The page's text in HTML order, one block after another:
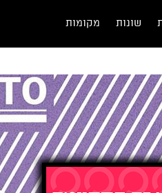
שונות מקומות